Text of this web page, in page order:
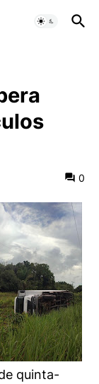
0
quinta-